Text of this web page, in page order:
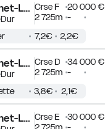
La Baule
Dur
Crse F
20 000 €
2 725m -
7,2€ 2,2€
La Baule
Dur
Crse D
34 000 €
2 725m -
3,8€ 2,1€
La Baule
Crse E
30 000 €